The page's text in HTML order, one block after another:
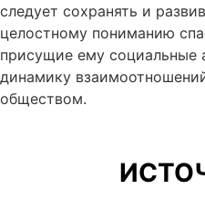
следует сохранять и
целостному пониманию
присущие ему социальные
динамику
обществом.